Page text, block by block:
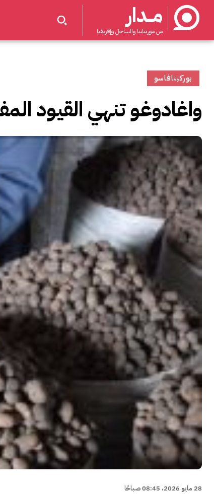
مــدار
من موريتانيا والساحل وإفريقيا
بوركينافاسو
واغادوغو تنهي القيود
28 مايو 2026، 08:45 صباحًا